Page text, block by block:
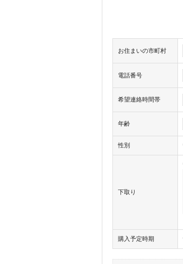
お住まいの市町村
電話番号
希望連絡時間帯
年齢
性別
下取り
購入予定時期